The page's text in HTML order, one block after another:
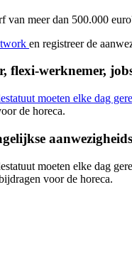
van meer dan 500.000
en registreer de
flexi-werknemer,
moeten elke dag
de horeca.
moeten elke dag
voor de horeca.